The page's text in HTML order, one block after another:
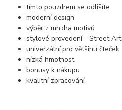
tímto pouzdrem se odlišíte
moderní design
výběr z mnoha motivů
stylové provedení - Street Art
univerzální pro většinu čteček
nízká hmotnost
bonusy k nákupu
kvalitní zpracování